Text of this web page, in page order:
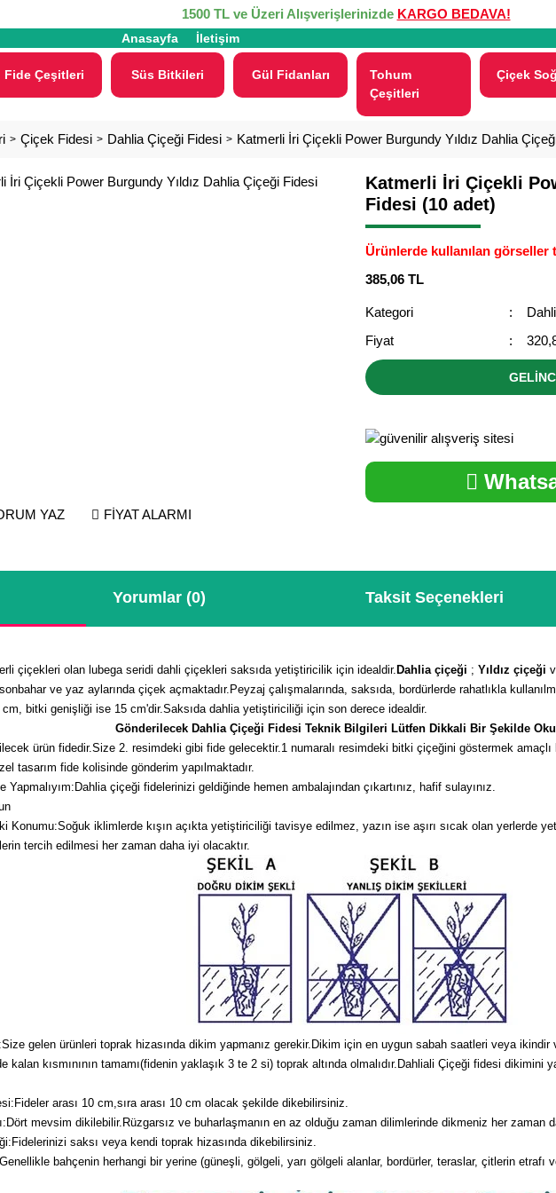
1500 TL ve Üzeri Alışverişlerinizde KARGO BEDAVA!
Anasayfa İletişim
Fide Çeşitleri Süs Bitkileri Gül Fidanları
Tohum
Çeşitleri
Çiçek
Çiçek Fidesi Dahlia Çiçeği Fidesi Katmerli İri Çiçekli Power Burgundy Yıldız Dahlia
YAZ FİYAT ALARMI
Katmerli İri Çiçekli
Fidesi (10 adet)
Ürünlerde kullanılan görseller
385,06 TL
Kategori
Fiyat
Yorumlar (0) Taksit Seçenekleri
çiçekleri olan lubega seridi dahli çiçekleri saksıda yetiştiricilik için idealdir. Dahlia çiçeği ; Yıldız çiçeği
ve yaz aylarında çiçek açmaktadır.Peyzaj çalışmalarında, saksıda, bordürlerde rahatlıkla
bitki genişliği ise 15 cm'dir.Saksıda dahlia yetiştiriciliği için son derece idealdir.
Gönderilecek Dahlia Çiçeği Fidesi Teknik Bilgileri Lütfen Dikkali Bir Şekilde
ürün fidedir.Size 2. resimdeki gibi fide gelecektir.1 numaralı resimdeki bitki çiçeğini göstermek amaçlı
tasarım fide kolisinde gönderim yapılmaktadır.
Yapmalıyım:Dahlia çiçeği fidelerinizi geldiğinde hemen ambalajından çıkartınız, hafif sulayınız.
Konumu:Soğuk iklimlerde kışın açıkta yetiştiriciliği tavisye edilmez, yazın ise aşırı sıcak olan yerlerde
tercih edilmesi her zaman daha iyi olacaktır.
gelen ürünleri toprak hizasında dikim yapmanız gerekir.Dikim için en uygun sabah saatleri veya
kalan kısmınının tamamı(fidenin yaklaşık 3 te 2 si) toprak altında olmalıdır.Dahliali Çiçeği fidesi
arası 10 cm,sıra arası 10 cm olacak şekilde dikebilirsiniz.
mevsim dikilebilir.Rüzgarsız ve buharlaşmanın en az olduğu zaman dilimlerinde dikmeniz her zaman
saksı veya kendi toprak hizasında dikebilirsiniz.
bahçenin herhangi bir yerine (güneşli, gölgeli, yarı gölgeli alanlar, bordürler, teraslar, çitlerin etrafı